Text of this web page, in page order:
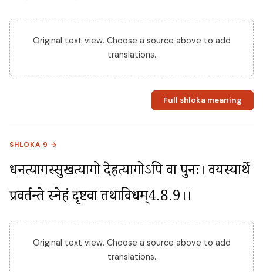
Original text view. Choose a source above to add
translations.
Full shloka meaning
SHLOKA 9 →
धनत्यागस्सुखत्यागो देहत्यागोऽपि वा पुनः। वयस्यार्थे
प्रवर्तन्ते स्नेहं दृष्टवा तथाविधम्4.8.9।।
Original text view. Choose a source above to add
translations.